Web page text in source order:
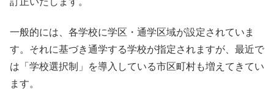
一般的には、各学校に学区・通学区域が設定されていま
す。それに基づき通学する学校が指定されますが、最近で
は「学校選択制」を導入している市区町村も増えてきてい
ます。